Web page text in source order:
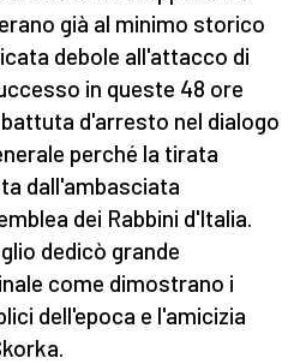
già al minimo storico
debole all'attacco di
in queste 48 ore
d'arresto nel dialogo
perché la tirata
dall'ambasciata
dei Rabbini d'Italia.
dedicò grande
come dimostrano i
dell'epoca e l'amicizia